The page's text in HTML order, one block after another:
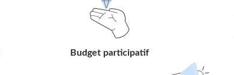
le
lien
Budget participatif
Suivre